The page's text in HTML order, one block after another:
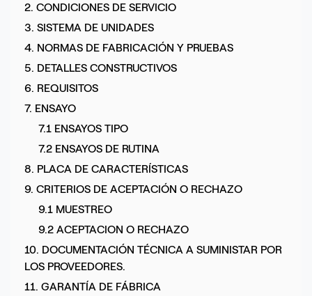
2. CONDICIONES DE SERVICIO
3. SISTEMA DE UNIDADES
4. NORMAS DE FABRICACIÓN Y PRUEBAS
5. DETALLES CONSTRUCTIVOS
6. REQUISITOS
7. ENSAYO
7.1 ENSAYOS TIPO
7.2 ENSAYOS DE RUTINA
8. PLACA DE CARACTERÍSTICAS
9. CRITERIOS DE ACEPTACIÓN O RECHAZO
9.1 MUESTREO
9.2 ACEPTACION O RECHAZO
10. DOCUMENTACIÓN TÉCNICA A SUMINISTAR POR
LOS PROVEEDORES.
11. GARANTÍA DE FÁBRICA